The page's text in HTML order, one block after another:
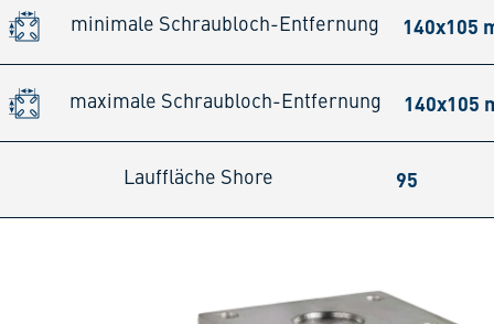
minimale Schraubloch-Entfernung 140x105
maximale Schraubloch-Entfernung 140x105
Lauffläche Shore 95